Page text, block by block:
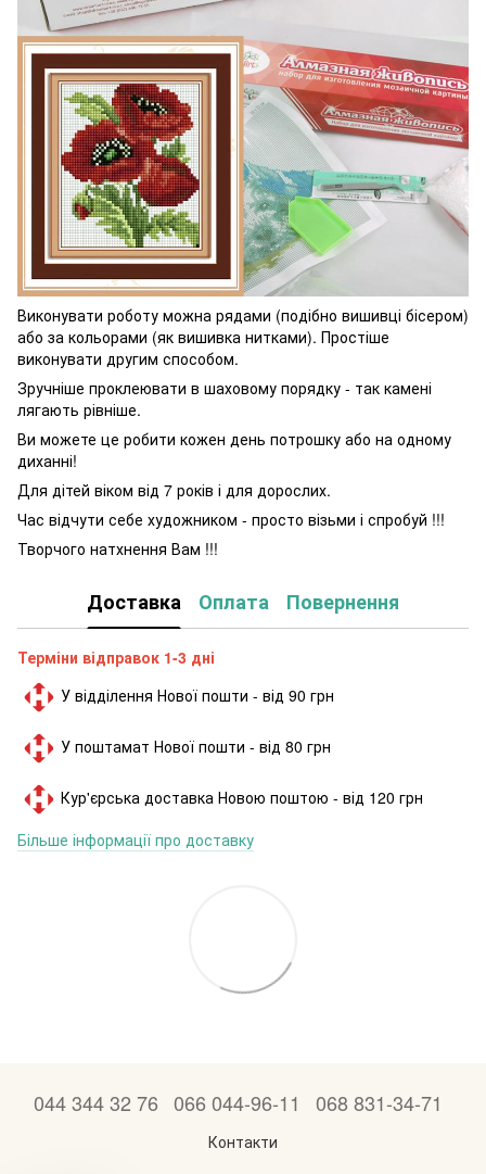
Виконувати роботу можна рядами (подібно вишивці бісером)
або за кольорами (як вишивка нитками). Простіше
виконувати другим способом.
Зручніше проклеювати в шаховому порядку - так камені
лягають рівніше.
Ви можете це робити кожен день потрошку або на одному
диханні!
Для дітей віком від 7 років і для дорослих.
Час відчути себе художником - просто візьми і спробуй !!!
Творчого натхнення Вам !!!
Доставка Оплата Повернення
Терміни відправок 1-3 дні
У відділення Нової пошти - від 90 грн
У поштамат Нової пошти - від 80 грн
Кур'єрська доставка Новою поштою - від 120 грн
Більше інформації про доставку
044 344 32 76 066 044-96-11 068 831-34-71
Контакти